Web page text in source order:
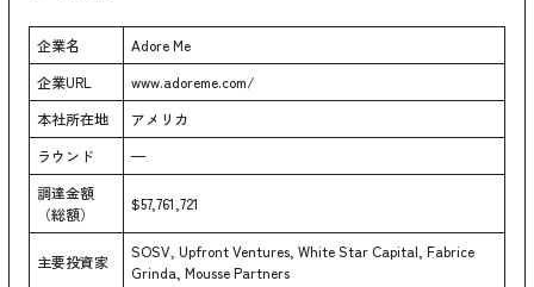
企業名
Adore Me
企業URL
www.adoreme.com/
本社所在地
アメリカ
ラウンド
—
調達金額
（総額）
$57,761,721
主要投資家
SOSV, Upfront Ventures, White Star Capital, Fabrice
Grinda, Mousse Partners